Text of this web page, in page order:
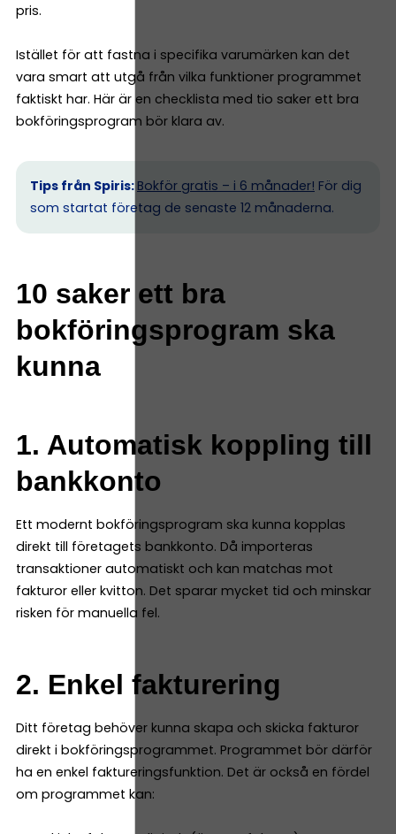
pris.
Istället för att fastna i specifika varumärken kan det
vara smart att utgå från vilka funktioner programmet
faktiskt har. Här är en checklista med tio saker ett bra
bokföringsprogram bör klara av.
Tips från Spiris: Bokför gratis – i 6 månader! För dig
som startat företag de senaste 12 månaderna.
10 saker ett bra
bokföringsprogram ska
kunna
1. Automatisk koppling till
bankkonto
Ett modernt bokföringsprogram ska kunna kopplas
direkt till företagets bankkonto. Då importeras
transaktioner automatiskt och kan matchas mot
fakturor eller kvitton. Det sparar mycket tid och minskar
risken för manuella fel.
2. Enkel fakturering
Ditt företag behöver kunna skapa och skicka fakturor
direkt i bokföringsprogrammet. Programmet bör därför
ha en enkel faktureringsfunktion. Det är också en fördel
om programmet kan: